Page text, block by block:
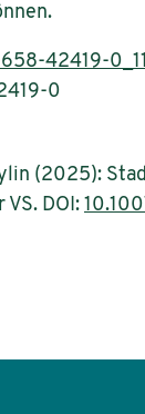
42419-
0
(2025):
VS. DOI: